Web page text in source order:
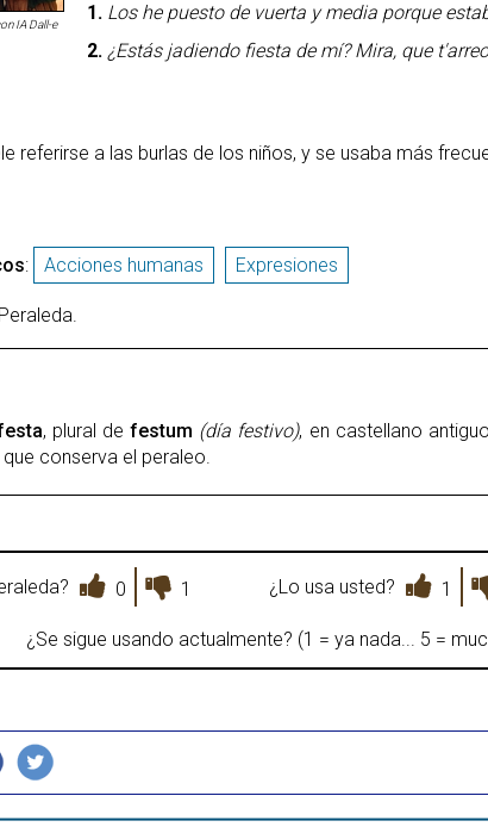
IA Dall-e
1. Los he puesto de vuerta y media porque
2. ¿Estás jadiendo fiesta de mí? Mira, que
referirse a las burlas de los niños, y se usaba más
: Acciones humanas Expresiones
, plural defestum (día festivo), en castellano
conserva el peraleo.
0 1 ¿Lo usa usted? 1
¿Se sigue usando actualmente? (1 = ya nada... 5 =